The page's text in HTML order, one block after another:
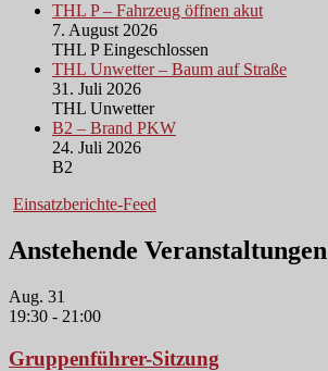
THL P – Fahrzeug öffnen akut
7. August 2026
THL P Eingeschlossen
THL Unwetter – Baum auf Straße
31. Juli 2026
THL Unwetter
B2 – Brand PKW
24. Juli 2026
B2
Einsatzberichte-Feed
Anstehende Veranstaltungen
Aug. 31
19:30 - 21:00
Gruppenführer-Sitzung